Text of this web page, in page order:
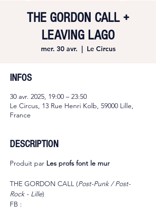
THE GORDON CALL +
LEAVING LAGO
mer. 30 avr.
  |
Le Circus
INFOS
30 avr. 2025, 19:00 – 23:50
Le Circus, 13 Rue Henri Kolb, 59000 Lille,
France
DESCRIPTION
Produit par Les profs font le mur
THE GORDON CALL (Post-Punk / Post-
Rock - Lille)
FB :